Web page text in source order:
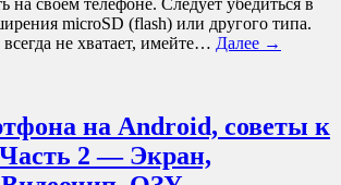
microSD (flash) или другого типа.
не хватает, имейте… Далее →
на Android, советы к
2 — Экран,